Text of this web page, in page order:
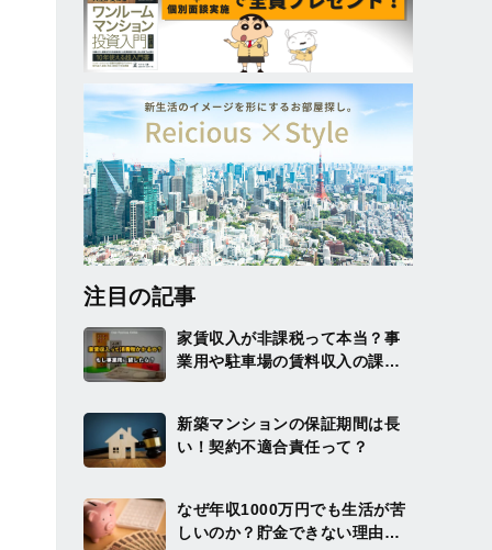
注目の記事
家賃収入が非課税って本当？事
業用や駐車場の賃料収入の課税
新築マンションの保証期間は長
い！契約不適合責任って？
なぜ年収1000万円でも生活が苦
しいのか？貯金できない理由と